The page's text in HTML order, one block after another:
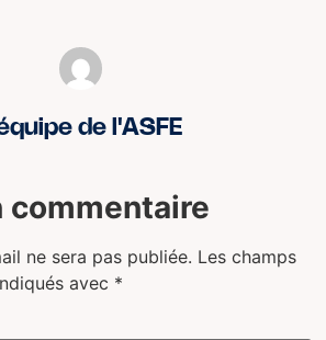
de l'ASFE
commentaire
ne sera pas publiée. Les champs
avec *